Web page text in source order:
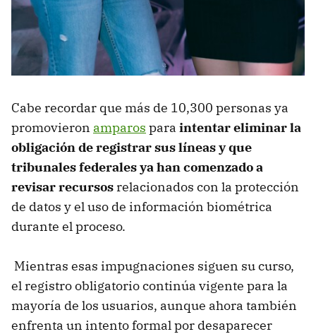
Cabe recordar que más de 10,300 personas ya
promovieron amparos para intentar eliminar la
obligación de registrar sus líneas y que
tribunales federales ya han comenzado a
revisar recursos relacionados con la protección
de datos y el uso de información biométrica
durante el proceso.
Mientras esas impugnaciones siguen su curso,
el registro obligatorio continúa vigente para la
mayoría de los usuarios, aunque ahora también
enfrenta un intento formal por desaparecer